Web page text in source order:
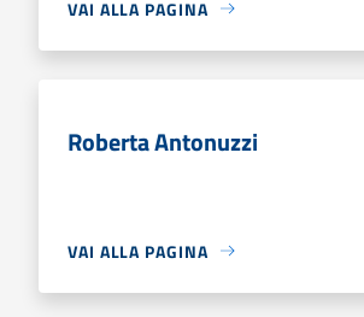
VAI ALLA PAGINA
Roberta Antonuzzi
VAI ALLA PAGINA